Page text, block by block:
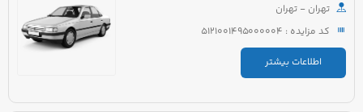
تهران - تهران
کد مزایده : 5121001495000004
اطلاعات بیشتر